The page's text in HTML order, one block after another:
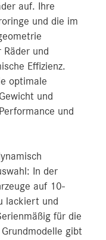
auf. Ihre
und die im
und
Effizienz.
optimale
und
und
In der
auf 10-
lackiert und
für die
gibt